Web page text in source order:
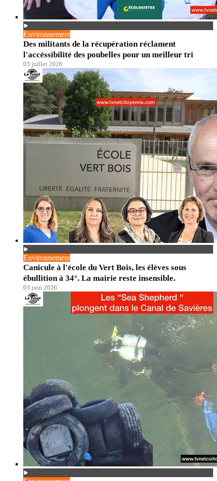
Environnement
Des militants de la récupération réclament
l'accéssibilité des poubelles pour un meilleur tri
03 juillet 2026
Environnement
Canicule à l'école du Vert Bois, les élèves sous
ébullition à 34°. La mairie reste insensible.
03 juin 2026